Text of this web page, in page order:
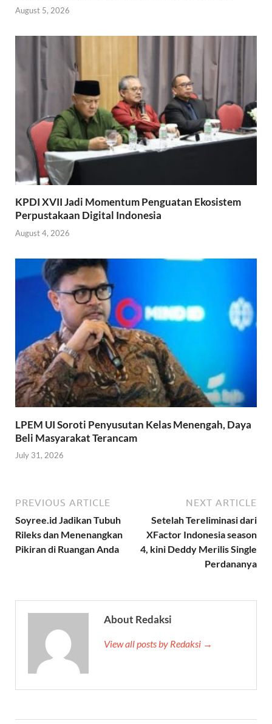
August 5, 2026
KPDI XVII Jadi Momentum Penguatan Ekosistem
Perpustakaan Digital Indonesia
August 4, 2026
LPEM UI Soroti Penyusutan Kelas Menengah, Daya
Beli Masyarakat Terancam
July 31, 2026
PREVIOUS ARTICLE
Soyree.id Jadikan Tubuh
Rileks dan Menenangkan
Pikiran di Ruangan Anda
NEXT ARTICLE
Setelah Tereliminasi dari
XFactor Indonesia season
4, kini Deddy Merilis Single
Perdananya
About Redaksi
View all posts by Redaksi →